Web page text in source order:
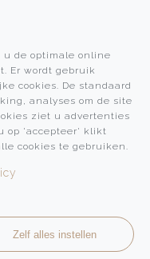
u de optimale online
Er wordt gebruik
cookies. De standaard
analyses om de site
ziet u advertenties
op 'accepteer' klikt
cookies te gebruiken.
Zelf alles instellen